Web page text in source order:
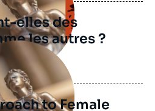
elles des
les autres ?
to Female